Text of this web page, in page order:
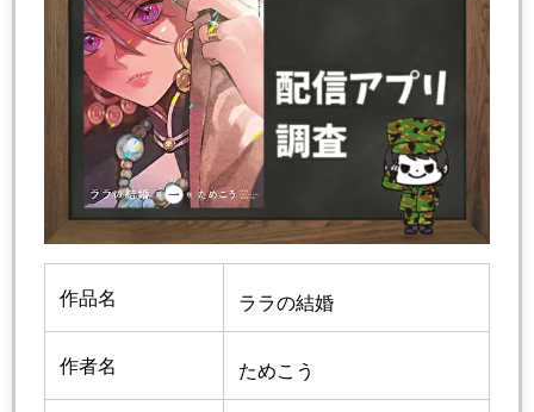
作品名 ララの結婚
作者名 ためこう